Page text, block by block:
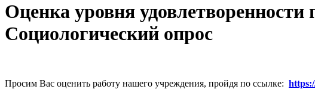
Оценка уровня
Социологический опрос
Просим Вас оценить работу нашего учреждения, пройдя по ссылке: